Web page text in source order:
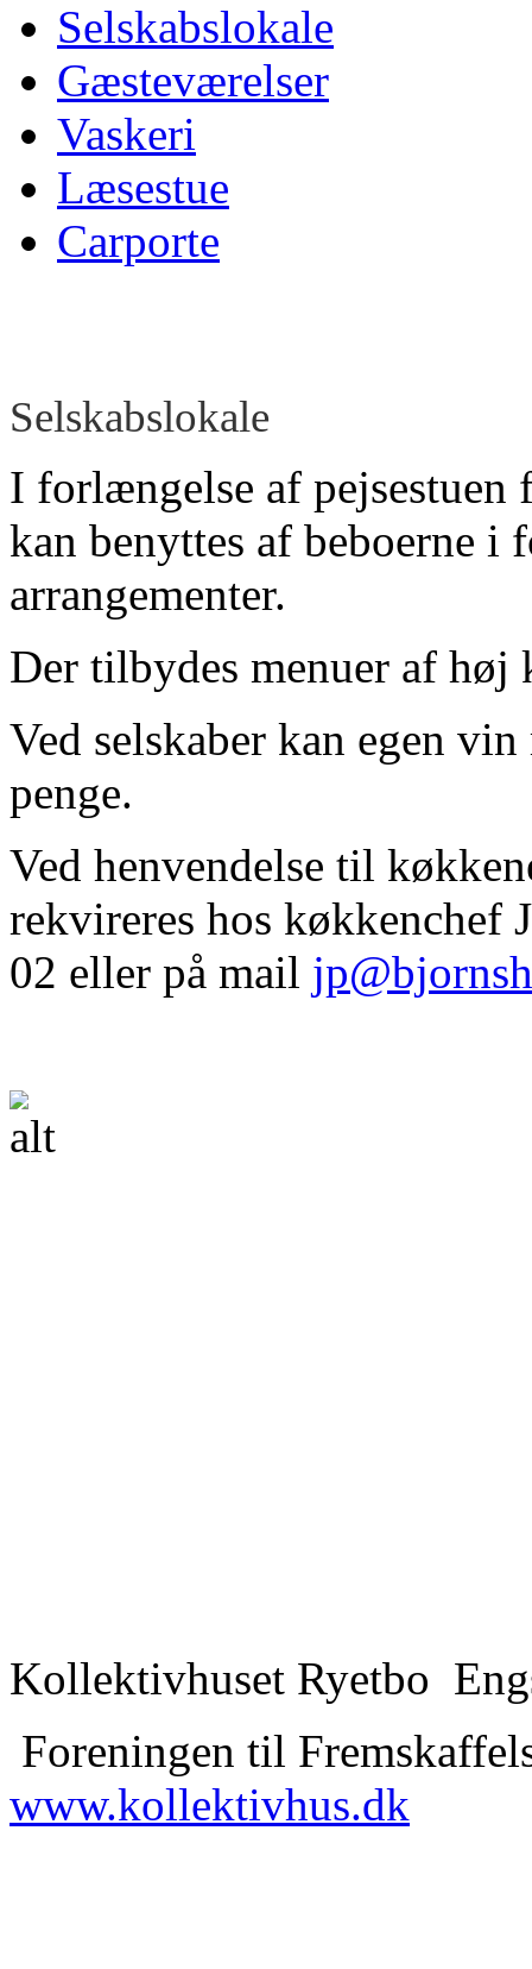
Selskabslokale
Gæsteværelser
Vaskeri
Læsestue
Carporte
Selskabslokale
I forlængelse af pejsestuen
kan benyttes af beboerne i
arrangementer.
Der tilbydes menuer af
Ved selskaber kan egen
penge.
Ved henvendelse til
rekvireres hos køkkenchef
02 eller på mail
Kollektivhuset Ryetbo
Foreningen til
www.kollektivhus.dk